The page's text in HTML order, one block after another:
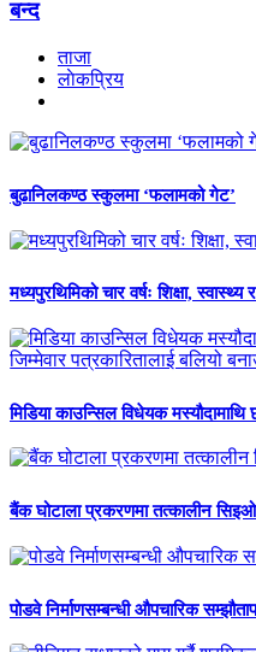
बन्द
ताजा
लाेकप्रिय
बुढानिलकण्ठ स्कुलमा ‘फलामको गेट’
मध्यपुरथिमिको चार वर्षः शिक्षा, स्वास्थ्य र
मिडिया काउन्सिल विधेयक
बैंक घोटाला प्रकरणमा तत्कालीन
पोडवे निर्माणसम्बन्धी औपचारिक